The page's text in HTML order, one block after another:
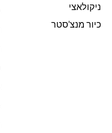
ניקולאצי
כיור מנצ'סטר​